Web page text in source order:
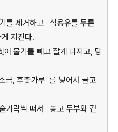
를 제거하고 식용유를 두른
지진다.
어 물기를 빼고 잘게 다지고, 당
금, 후춧가루 를 넣어서 골고
가락씩 떠서 놓고 두부와 같